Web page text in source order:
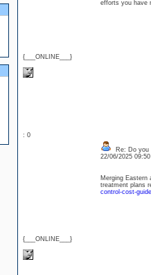
{___ONLINE___}
efforts you
: 0
{___ONLINE___}
Re: Do you
22/06/2025
Merging Eastern
treatment plans
control-cost-